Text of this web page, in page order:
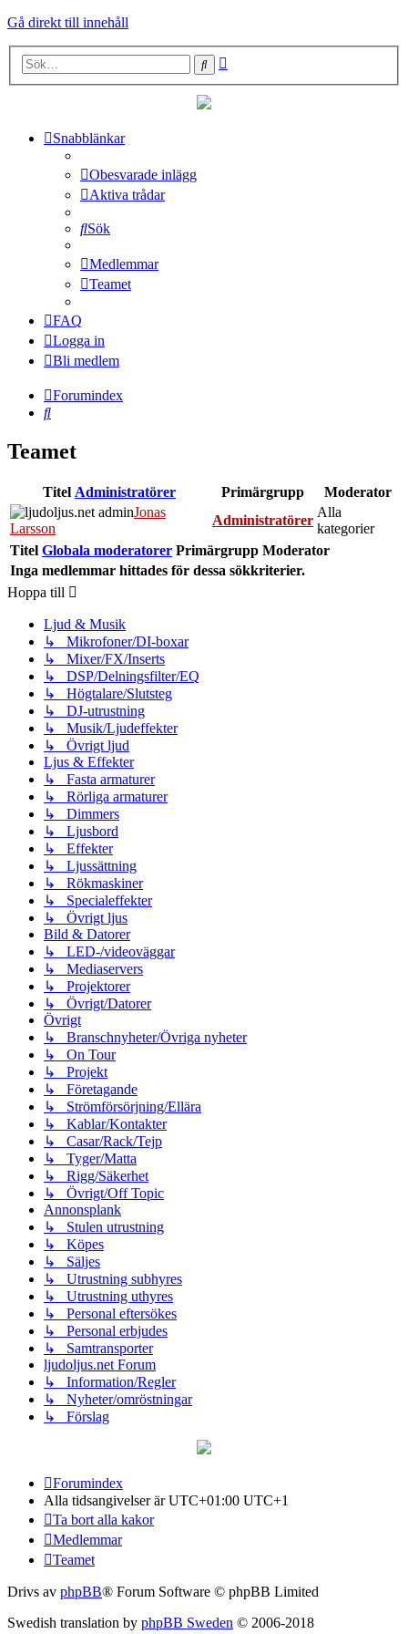
Gå direkt till innehåll
Sök
Snabblänkar
Obesvarade inlägg
Aktiva trådar
Sök
Medlemmar
Teamet
FAQ
Logga in
Bli medlem
Forumindex
Sök
Teamet
Titel Administratörer Primärgrupp
Moderator
Jonas
Larsson
Administratörer
Alla
kategorier
Titel Globala moderatorer Primärgrupp Moderator
Inga medlemmar hittades för dessa sökkriterier.
Hoppa till
Ljud & Musik
↳ Mikrofoner/DI-boxar
↳ Mixer/FX/Inserts
↳ DSP/Delningsfilter/EQ
↳ Högtalare/Slutsteg
↳ DJ-utrustning
↳ Musik/Ljudeffekter
↳ Övrigt ljud
Ljus & Effekter
↳ Fasta armaturer
↳ Rörliga armaturer
↳ Dimmers
↳ Ljusbord
↳ Effekter
↳ Ljussättning
↳ Rökmaskiner
↳ Specialeffekter
↳ Övrigt ljus
Bild & Datorer
↳ LED-/videoväggar
↳ Mediaservers
↳ Projektorer
↳ Övrigt/Datorer
Övrigt
↳ Branschnyheter/Övriga nyheter
↳ On Tour
↳ Projekt
↳ Företagande
↳ Strömförsörjning/Ellära
↳ Kablar/Kontakter
↳ Casar/Rack/Tejp
↳ Tyger/Matta
↳ Rigg/Säkerhet
↳ Övrigt/Off Topic
Annonsplank
↳ Stulen utrustning
↳ Köpes
↳ Säljes
↳ Utrustning subhyres
↳ Utrustning uthyres
↳ Personal eftersökes
↳ Personal erbjudes
↳ Samtransporter
ljudoljus.net Forum
↳ Information/Regler
↳ Nyheter/omröstningar
↳ Förslag
Forumindex
Alla tidsangivelser är UTC+01:00 UTC+1
Ta bort alla kakor
Medlemmar
Teamet
Drivs av phpBB® Forum Software © phpBB Limited
Swedish translation by phpBB Sweden © 2006-2018